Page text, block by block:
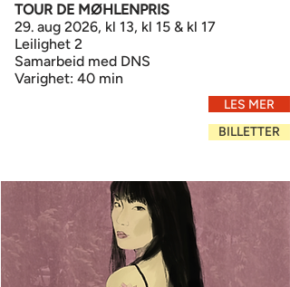
TOUR DE MØHLENPRIS
29. aug 2026, kl 13, kl 15 & kl 17
Leilighet 2
Samarbeid med DNS
Varighet: 40 min
LES MER
BILLETTER